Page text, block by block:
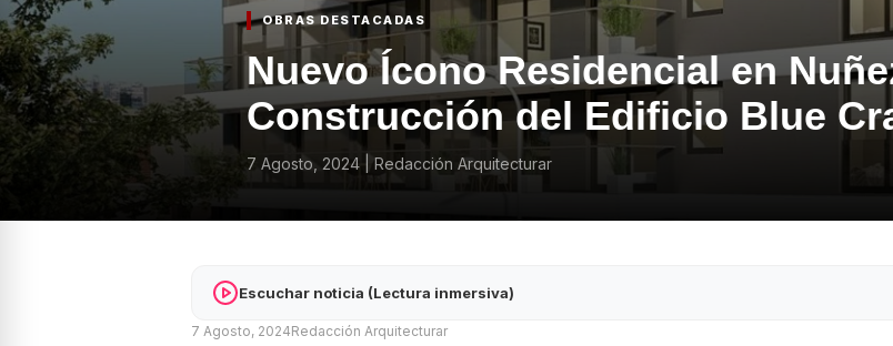
OBRAS DESTACADAS
Nuevo Ícono Residencial en
Construcción del Edificio Blue
7 Agosto, 2024 Redacción Arquitecturar
Escuchar noticia (Lectura inmersiva)
7 Agosto, 2024Redacción Arquitecturar